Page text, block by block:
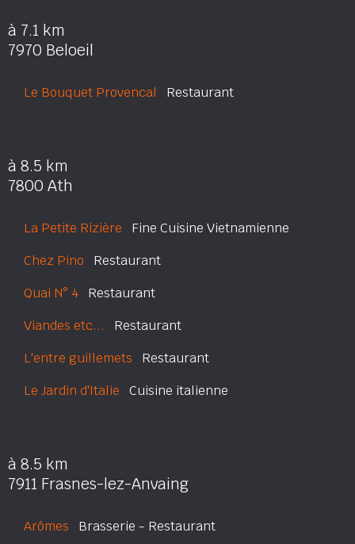
à 7.1 km
7970 Beloeil
Le Bouquet Provencal Restaurant
à 8.5 km
7800 Ath
La Petite Rizière Fine Cuisine Vietnamienne
Chez Pino Restaurant
Quai N° 4 Restaurant
Viandes etc... Restaurant
L'entre guillemets Restaurant
Le Jardin d'Italie Cuisine italienne
à 8.5 km
7911 Frasnes-lez-Anvaing
Arômes Brasserie - Restaurant